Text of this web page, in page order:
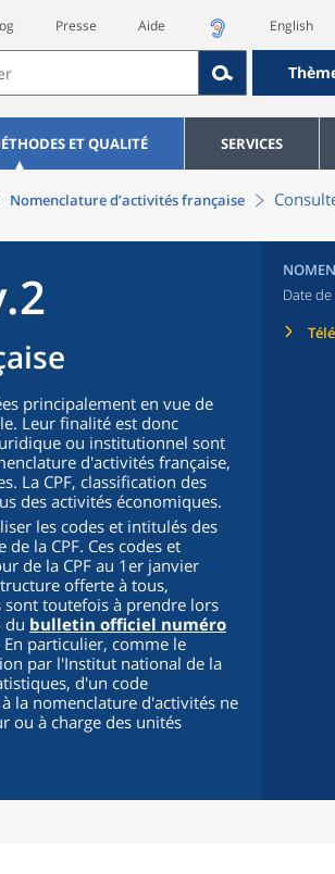
Presse Aide English
ET QUALITÉ SERVICES
Nomenclature d’activités française
principalement en vue de
Leur finalité est donc
ou institutionnel sont
d'activités française,
La CPF, classification des
des activités économiques.
les codes et intitulés des
la CPF. Ces codes et
de la CPF au 1er janvier
offerte à tous,
sont toutefois à prendre lors
du bulletin officiel numéro
En particulier, comme le
par l'Institut national de la
d'un code
la nomenclature d'activités ne
ou à charge des unités
Date